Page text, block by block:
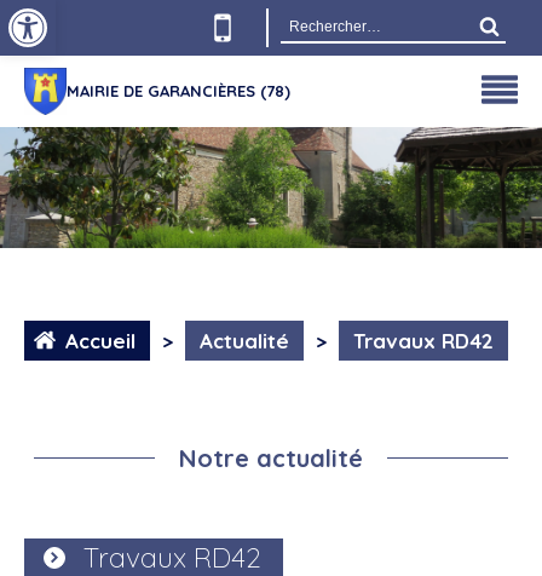
Rechercher :
MAIRIE DE GARANCIÈRES (78)
Accueil > Actualité > Travaux RD42
Notre actualité
Travaux RD42